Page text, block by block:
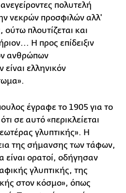
πολυτελή
νεκρών προσφιλών αλλ'
πλουτίζεται και
Η προς επίδειξιν
ανθρώπων
είναι ελληνικόν
έγραφε το 1905 για το
σε αυτό «περικλείεται
γλυπτικής». Η
της σήμανσης των τάφων,
είναι ορατοί, οδήγησαν
γλυπτικής, της
στον κόσμο», όπως